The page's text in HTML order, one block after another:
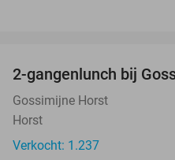
2-gangenlunch bij
Gossimijne Horst
Horst
Verkocht: 1.237